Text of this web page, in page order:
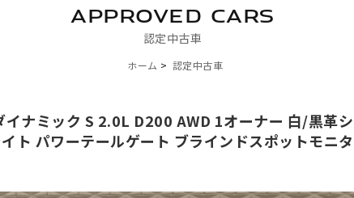
認定中古車
APPROVED CARS
ホーム 認定中古車
ナミック S 2.0L D200 AWD 1オーナー 白/黒革
ト パワーテールゲート ブラインドスポットモニ